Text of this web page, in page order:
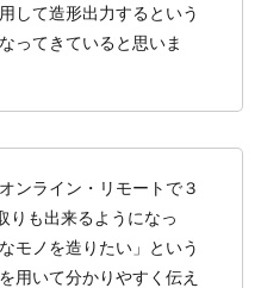
して造形出力するという
ってきていると思いま
ンライン・リモートで３
りも出来るようになっ
モノを造りたい」という
用いて分かりやすく伝え